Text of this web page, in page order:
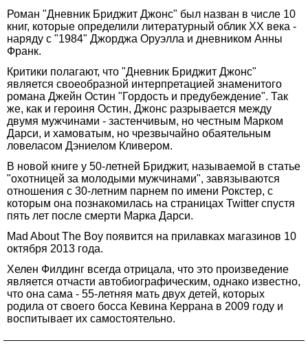
Роман "Дневник Бриджит Джонс" был назван в числе 10
книг, которые определили литературный облик XX века -
наряду с "1984" Джорджа Оруэлла и дневником Анны
Франк.
Критики полагают, что "Дневник Бриджит Джонс"
является своеобразной интерпретацией знаменитого
романа Джейн Остин "Гордость и предубеждение". Так
же, как и героиня Остин, Джонс разрывается между
двумя мужчинами - застенчивым, но честным Марком
Дарси, и хамоватым, но чрезвычайно обаятельным
ловеласом Дэниелом Кливером.
В новой книге у 50-летней Бриджит, называемой в статье
"охотницей за молодыми мужчинами", завязываются
отношения с 30-летним парнем по имени Рокстер, с
которым она познакомилась на страницах Twitter спустя
пять лет после смерти Марка Дарси.
Mad About The Boy появится на прилавках магазинов 10
октября 2013 года.
Хелен Филдинг всегда отрицала, что это произведение
является отчасти автобиографическим, однако известно,
что она сама - 55-летняя мать двух детей, которых
родила от своего босса Кевина Керрана в 2009 году и
воспитывает их самостоятельно.